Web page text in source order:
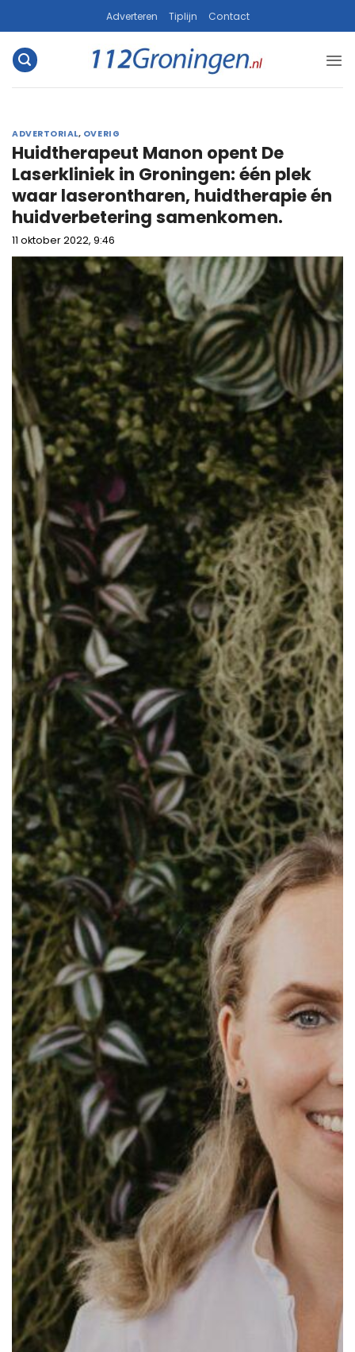
naar
inhoud
Adverteren Tiplijn Contact
ADVERTORIAL, OVERIG
Huidtherapeut Manon opent De
Laserkliniek in Groningen: één plek
waar laserontharen, huidtherapie én
huidverbetering samenkomen.
11 oktober 2022, 9:46